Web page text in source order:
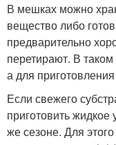
В мешках можно
вещество либо
предварительно
перетирают. В
а для
Если свежего
приготовить
же сезоне. Для